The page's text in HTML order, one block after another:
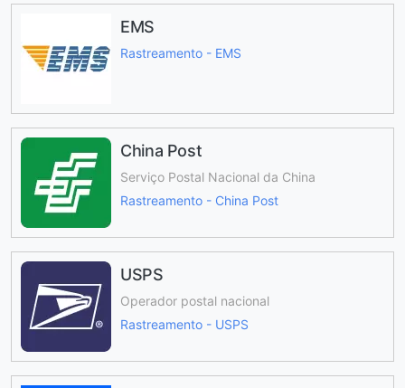
EMS
Rastreamento - EMS
China Post
Serviço Postal Nacional da China
Rastreamento - China Post
USPS
Operador postal nacional
Rastreamento - USPS